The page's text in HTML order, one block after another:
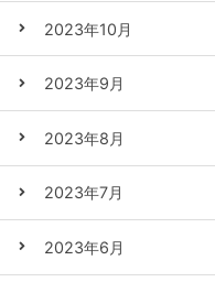
2023年10月
2023年9月
2023年8月
2023年7月
2023年6月